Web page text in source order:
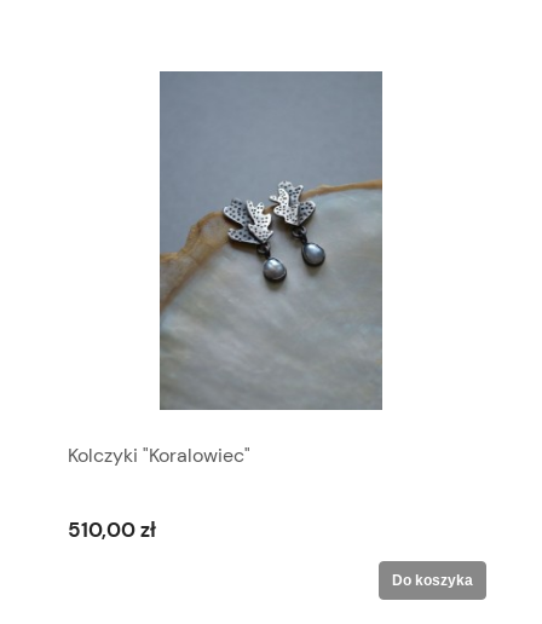
Kolczyki "Koralowiec"
510,00 zł
Do koszyka